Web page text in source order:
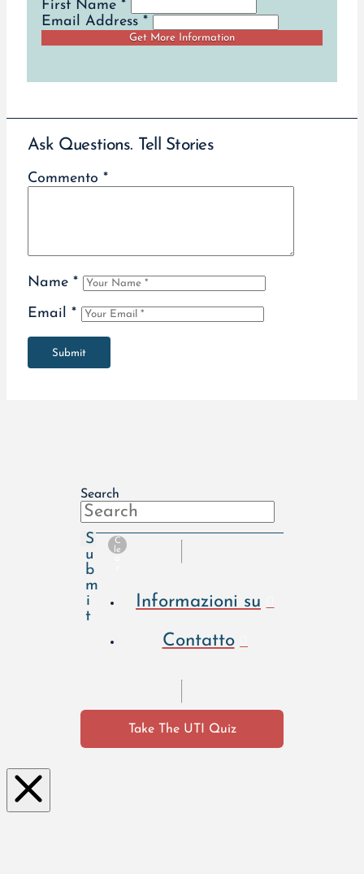
First Name *
Email Address *
Ask Questions. Tell Stories
Commento *
Name *
Email *
Submit
Search
S
u
b
m
i
t
C
le
Informazioni su
Contatto
Take The UTI Quiz